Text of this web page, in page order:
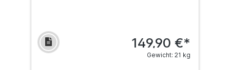
149,90 €*
Gewicht: 21 kg